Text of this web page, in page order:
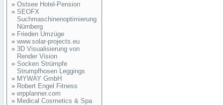
» Ostsee Hotel-Pension
» SEOFX
Suchmaschinenoptimierung
Nürnberg
» Frieden Umzüge
» www.solar-projects.eu
» 3D Visualisierung von
Render Vision
» Socken Strümpfe
Strumpfhosen Leggings
» MYWAY GmbH
» Robert Engel Fitness
» erpplanner.com
» Medical Cosmetics & Spa